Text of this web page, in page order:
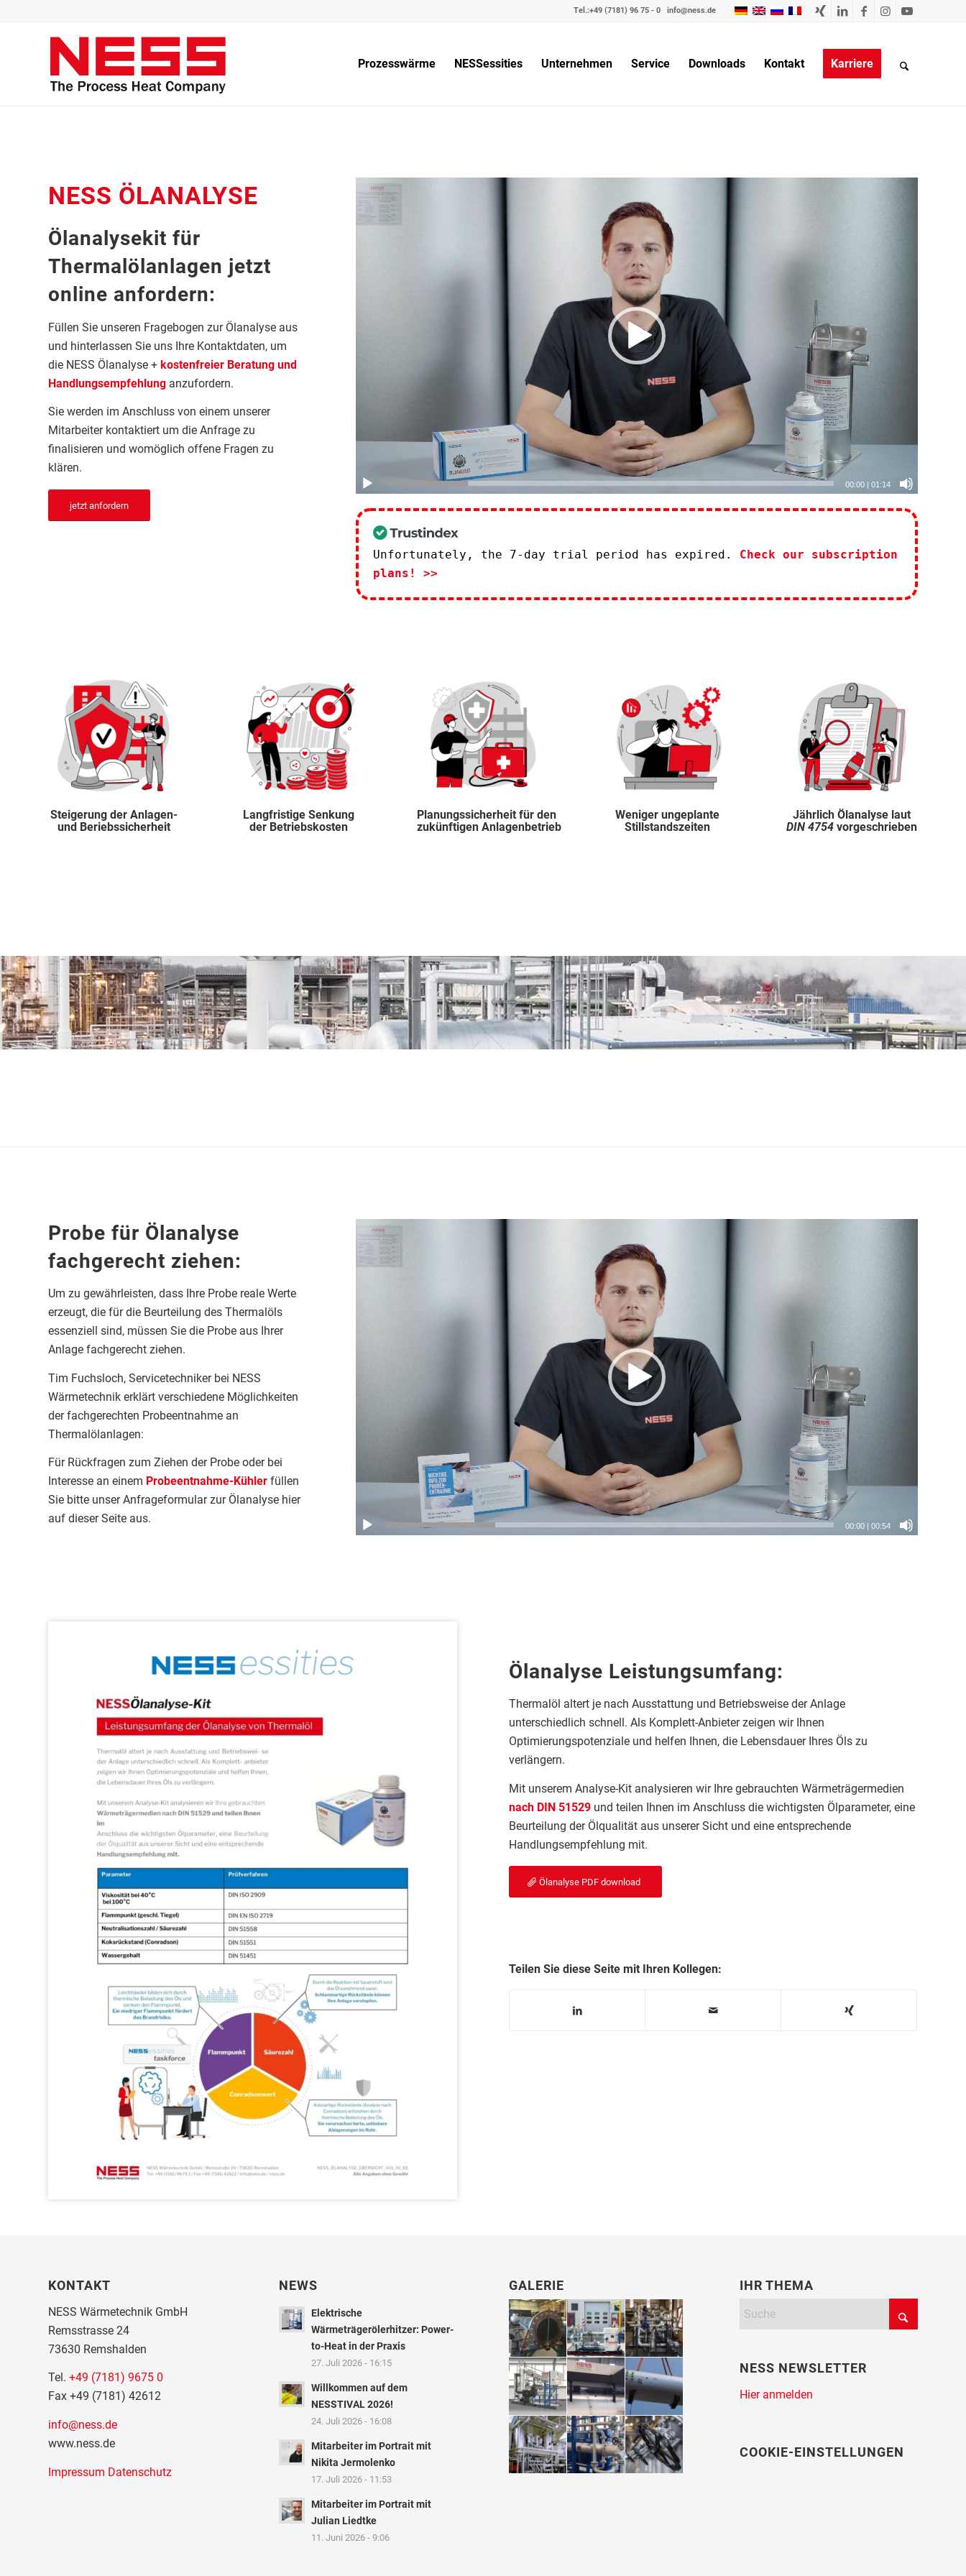
Tel.:+49 (7181) 96 75 - 0 info@ness.de
Prozesswärme NESSessities Unternehmen Service Downloads Kontakt Karriere
NESS ÖLANALYSE
Ölanalysekit für
Thermalölanlagen jetzt
online anfordern:
Füllen Sie unseren Fragebogen zur Ölanalyse aus
und hinterlassen Sie uns Ihre Kontaktdaten, um
die NESS Ölanalyse + kostenfreier Beratung und
Handlungsempfehlung anzufordern.
Sie werden im Anschluss von einem unserer
Mitarbeiter kontaktiert um die Anfrage zu
finalisieren und womöglich offene Fragen zu
klären.
jetzt anfordern
00:00| 01:14
Unfortunately, the 7-day trial period has expired. Check our subscription
plans! >>
Steigerung der Anlagen-
und Beriebssicherheit
Langfristige Senkung
der Betriebskosten
Planungssicherheit für den
zukünftigen Anlagenbetrieb
Weniger ungeplante
Stillstandszeiten
Jährlich Ölanalyse laut
DIN 4754vorgeschrieben
Probe für Ölanalyse
fachgerecht ziehen:
Um zu gewährleisten, dass Ihre Probe reale Werte
erzeugt, die für die Beurteilung des Thermalöls
essenziell sind, müssen Sie die Probe aus Ihrer
Anlage fachgerecht ziehen.
Tim Fuchsloch, Servicetechniker bei NESS
Wärmetechnik erklärt verschiedene Möglichkeiten
der fachgerechten Probeentnahme an
Thermalölanlagen:
Für Rückfragen zum Ziehen der Probe oder bei
Interesse an einem Probeentnahme-Kühler füllen
Sie bitte unser Anfrageformular zur Ölanalyse hier
auf dieser Seite aus.
00:00| 00:54
Ölanalyse Leistungsumfang:
Thermalöl altert je nach Ausstattung und Betriebsweise der Anlage
unterschiedlich schnell. Als Komplett-Anbieter zeigen wir Ihnen
Optimierungspotenziale und helfen Ihnen, die Lebensdauer Ihres Öls zu
verlängern.
Mit unserem Analyse-Kit analysieren wir Ihre gebrauchtenWärmeträgermedien
nach DIN 51529 und teilen Ihnen imAnschluss die wichtigsten Ölparameter, eine
Beurteilung der Ölqualität aus unserer Sicht und eine entsprechende
Handlungsempfehlung mit.
Ölanalyse PDF download
Teilen Sie diese Seite mit Ihren Kollegen:
KONTAKT
NESS Wärmetechnik GmbH
Remsstrasse 24
73630 Remshalden
Tel. +49 (7181) 9675 0
Fax +49 (7181) 42612
info@ness.de
www.ness.de
Impressum Datenschutz
NEWS
Elektrische
Wärmeträgerölerhitzer: Power-
to-Heat in der Praxis
27. Juli 2026 - 16:15
Willkommen auf dem
NESSTIVAL 2026!
24. Juli 2026 - 16:08
Mitarbeiter im Portrait mit
Nikita Jermolenko
17. Juli 2026 - 11:53
Mitarbeiter im Portrait mit
Julian Liedtke
11. Juni 2026 - 9:06
GALERIE IHR THEMA
NESS NEWSLETTER
Hier anmelden
COOKIE-EINSTELLUNGEN